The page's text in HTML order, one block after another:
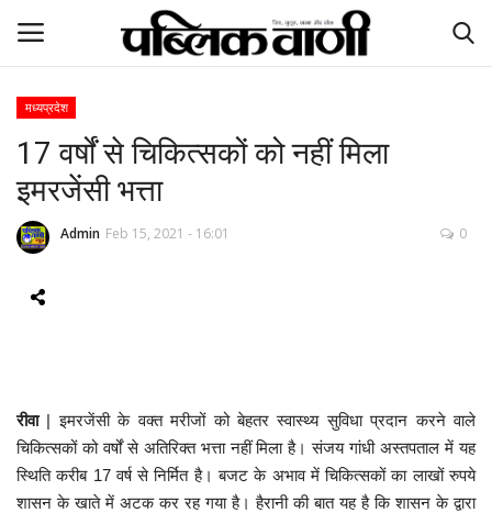
ई-पेपर
होम
Contact Us
देश
दुनिया
मध्यप्रदेश
17 वर्षों से चिकित्सकों को नहीं मिला
इमरजेंसी भत्ता
Admin Feb 15, 2021 - 16:01 0
रीवा | इमरजेंसी के वक्त मरीजों को बेहतर स्वास्थ्य सुविधा प्रदान करने वाले
चिकित्सकों को वर्षों से अतिरिक्त भत्ता नहीं मिला है। संजय गांधी अस्तपताल में यह
स्थिति करीब 17 वर्ष से निर्मित है। बजट के अभाव में चिकित्सकों का लाखों रुपये
शासन के खाते में अटक कर रह गया है। हैरानी की बात यह है कि शासन के द्वारा